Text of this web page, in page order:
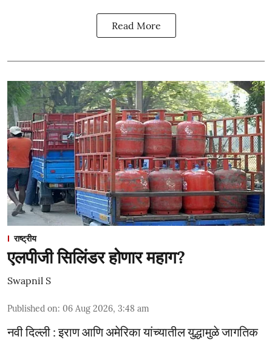
Read More
राष्ट्रीय
एलपीजी सिलिंडर होणार महाग?
Swapnil S
Published on: 06 Aug 2026, 3:48 am
नवी दिल्ली : इराण आणि अमेरिका यांच्यातील युद्धामुळे जागतिक